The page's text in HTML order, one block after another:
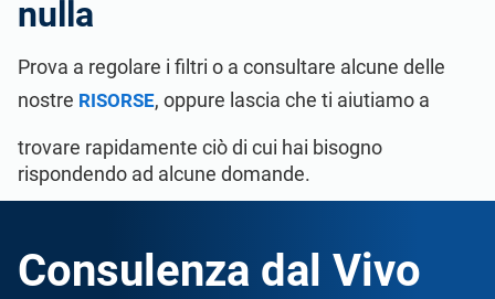
nulla
Prova a regolare i filtri o a consultare alcune delle
nostre RISORSE, oppure lascia che ti aiutiamo a
trovare rapidamente ciò di cui hai bisogno
rispondendo ad alcune domande.
Consulenza dal Vivo